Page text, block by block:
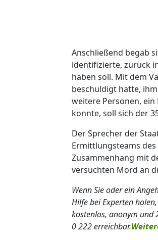
Anschließend begab
identifizierte, zurück
haben soll. Mit dem
beschuldigt hatte,
weitere Personen,
konnte, soll sich der
Der Sprecher der
Ermittlungsteams
Zusammenhang mit
versuchten Mord an
Wenn Sie oder ein
Hilfe bei Experten
kostenlos, anonym und
0 222 erreichbar.